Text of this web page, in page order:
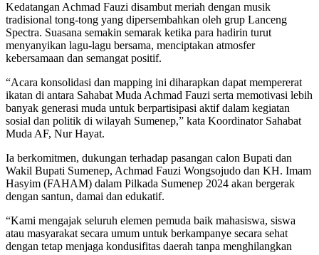
Kedatangan Achmad Fauzi disambut meriah dengan musik
tradisional tong-tong yang dipersembahkan oleh grup Lanceng
Spectra. Suasana semakin semarak ketika para hadirin turut
menyanyikan lagu-lagu bersama, menciptakan atmosfer
kebersamaan dan semangat positif.
“Acara konsolidasi dan mapping ini diharapkan dapat mempererat
ikatan di antara Sahabat Muda Achmad Fauzi serta memotivasi lebih
banyak generasi muda untuk berpartisipasi aktif dalam kegiatan
sosial dan politik di wilayah Sumenep,” kata Koordinator Sahabat
Muda AF, Nur Hayat.
Ia berkomitmen, dukungan terhadap pasangan calon Bupati dan
Wakil Bupati Sumenep, Achmad Fauzi Wongsojudo dan KH. Imam
Hasyim (FAHAM) dalam Pilkada Sumenep 2024 akan bergerak
dengan santun, damai dan edukatif.
“Kami mengajak seluruh elemen pemuda baik mahasiswa, siswa
atau masyarakat secara umum untuk berkampanye secara sehat
dengan tetap menjaga kondusifitas daerah tanpa menghilangkan